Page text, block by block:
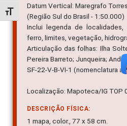
Alternar tamanho da fonte
Datum Vertical: Maregrafo
(Região Sul do Brasil - 1:50.000)
Inclui legenda de localidades,
ferro, limites, vegetação,
Articulação das folhas: Ilha
Pereira Barreto; Junqueira;
SF-22-V-B-VI-1 (nomenclatura
Localização: Mapoteca/IG TOP
DESCRIÇÃO FÍSICA:
1 mapa, color., 77 x 58 cm.